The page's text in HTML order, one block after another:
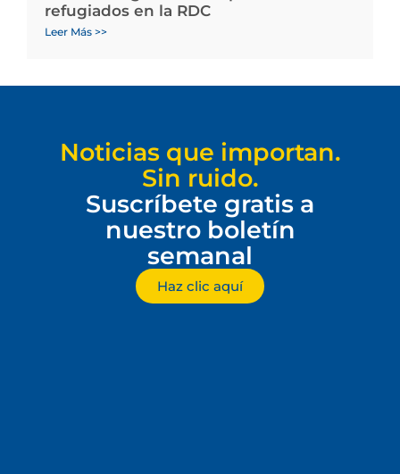
refugiados en la RDC
Leer Más >>
Noticias que importan.
Sin ruido.
Suscríbete gratis a
nuestro boletín
semanal
Haz clic aquí